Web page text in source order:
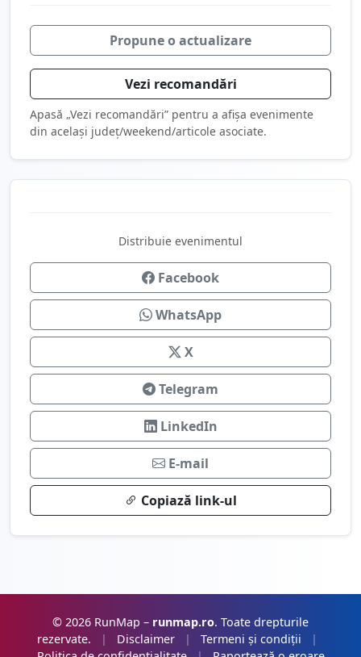
Propune o actualizare
Vezi recomandări
Apasă „Vezi recomandări” pentru a afișa evenimente
din același județ/weekend/articole asociate.
Distribuie evenimentul
Facebook
WhatsApp
X
Telegram
LinkedIn
E-mail
Copiază link-ul
© 2026 RunMap – runmap.ro. Toate drepturile
rezervate.
| Disclaimer | Termeni și condiții
|